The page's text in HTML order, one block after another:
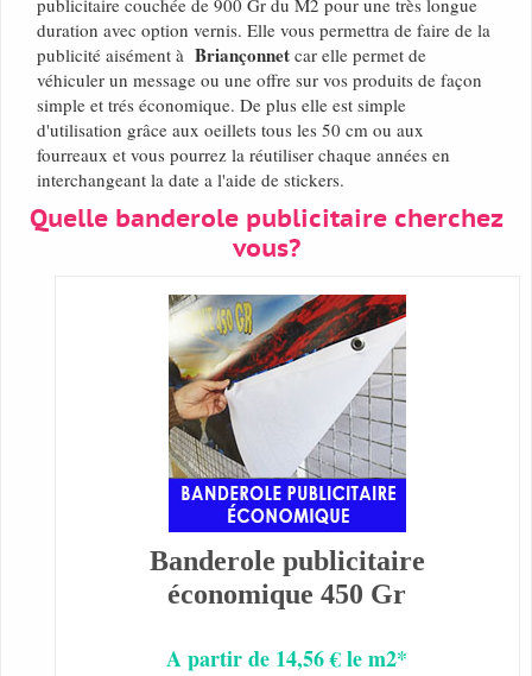
publicitaire couchée de 900 Gr du M2 pour une très longue
duration avec option vernis. Elle vous permettra de faire de la
publicité aisément à Briançonnet car elle permet de
véhiculer un message ou une offre sur vos produits de façon
simple et trés économique. De plus elle est simple
d'utilisation grâce aux oeillets tous les 50 cm ou aux
fourreaux et vous pourrez la réutiliser chaque années en
interchangeant la date a l'aide de stickers.
Quelle banderole publicitaire cherchez
vous?
Banderole publicitaire
économique 450 Gr
A partir de 14,56 € le m2*